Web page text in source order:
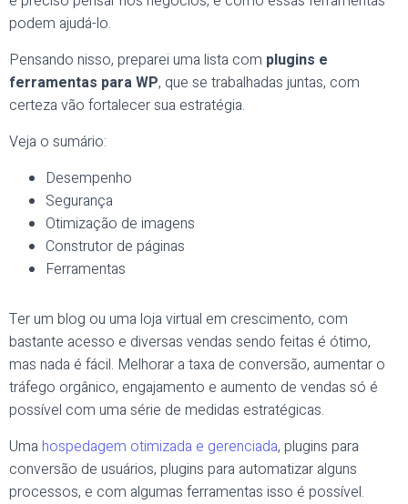
podem ajudá-lo.
Pensando nisso, preparei uma lista com plugins e
ferramentas para WP, que se trabalhadas juntas, com
certeza vão fortalecer sua estratégia.
Veja o sumário:
Desempenho
Segurança
Otimização de imagens
Construtor de páginas
Ferramentas
Ter um blog ou uma loja virtual em crescimento, com
bastante acesso e diversas vendas sendo feitas é ótimo,
mas nada é fácil. Melhorar a taxa de conversão, aumentar o
tráfego orgânico, engajamento e aumento de vendas só é
possível com uma série de medidas estratégicas.
Uma hospedagem otimizada e gerenciada, plugins para
conversão de usuários, plugins para automatizar alguns
processos, e com algumas ferramentas isso é possível.